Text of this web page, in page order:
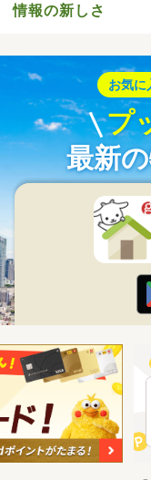
情報の新しさ
お気に
プ
最新